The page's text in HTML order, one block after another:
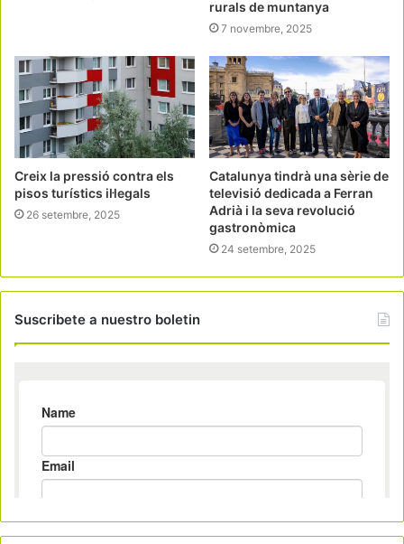
rurals de muntanya
7 novembre, 2025
Creix la pressió contra els
pisos turístics il·legals
26 setembre, 2025
Catalunya tindrà una sèrie de
televisió dedicada a Ferran
Adrià i la seva revolució
gastronòmica
24 setembre, 2025
Suscribete a nuestro boletin